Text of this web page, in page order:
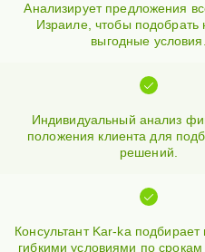
Анализирует предложения
Израиле, чтобы подобрать
выгодные условия.
Индивидуальный анализ
положения клиента для
решений.
Консультант Kar-ka
гибкими условиями по срокам